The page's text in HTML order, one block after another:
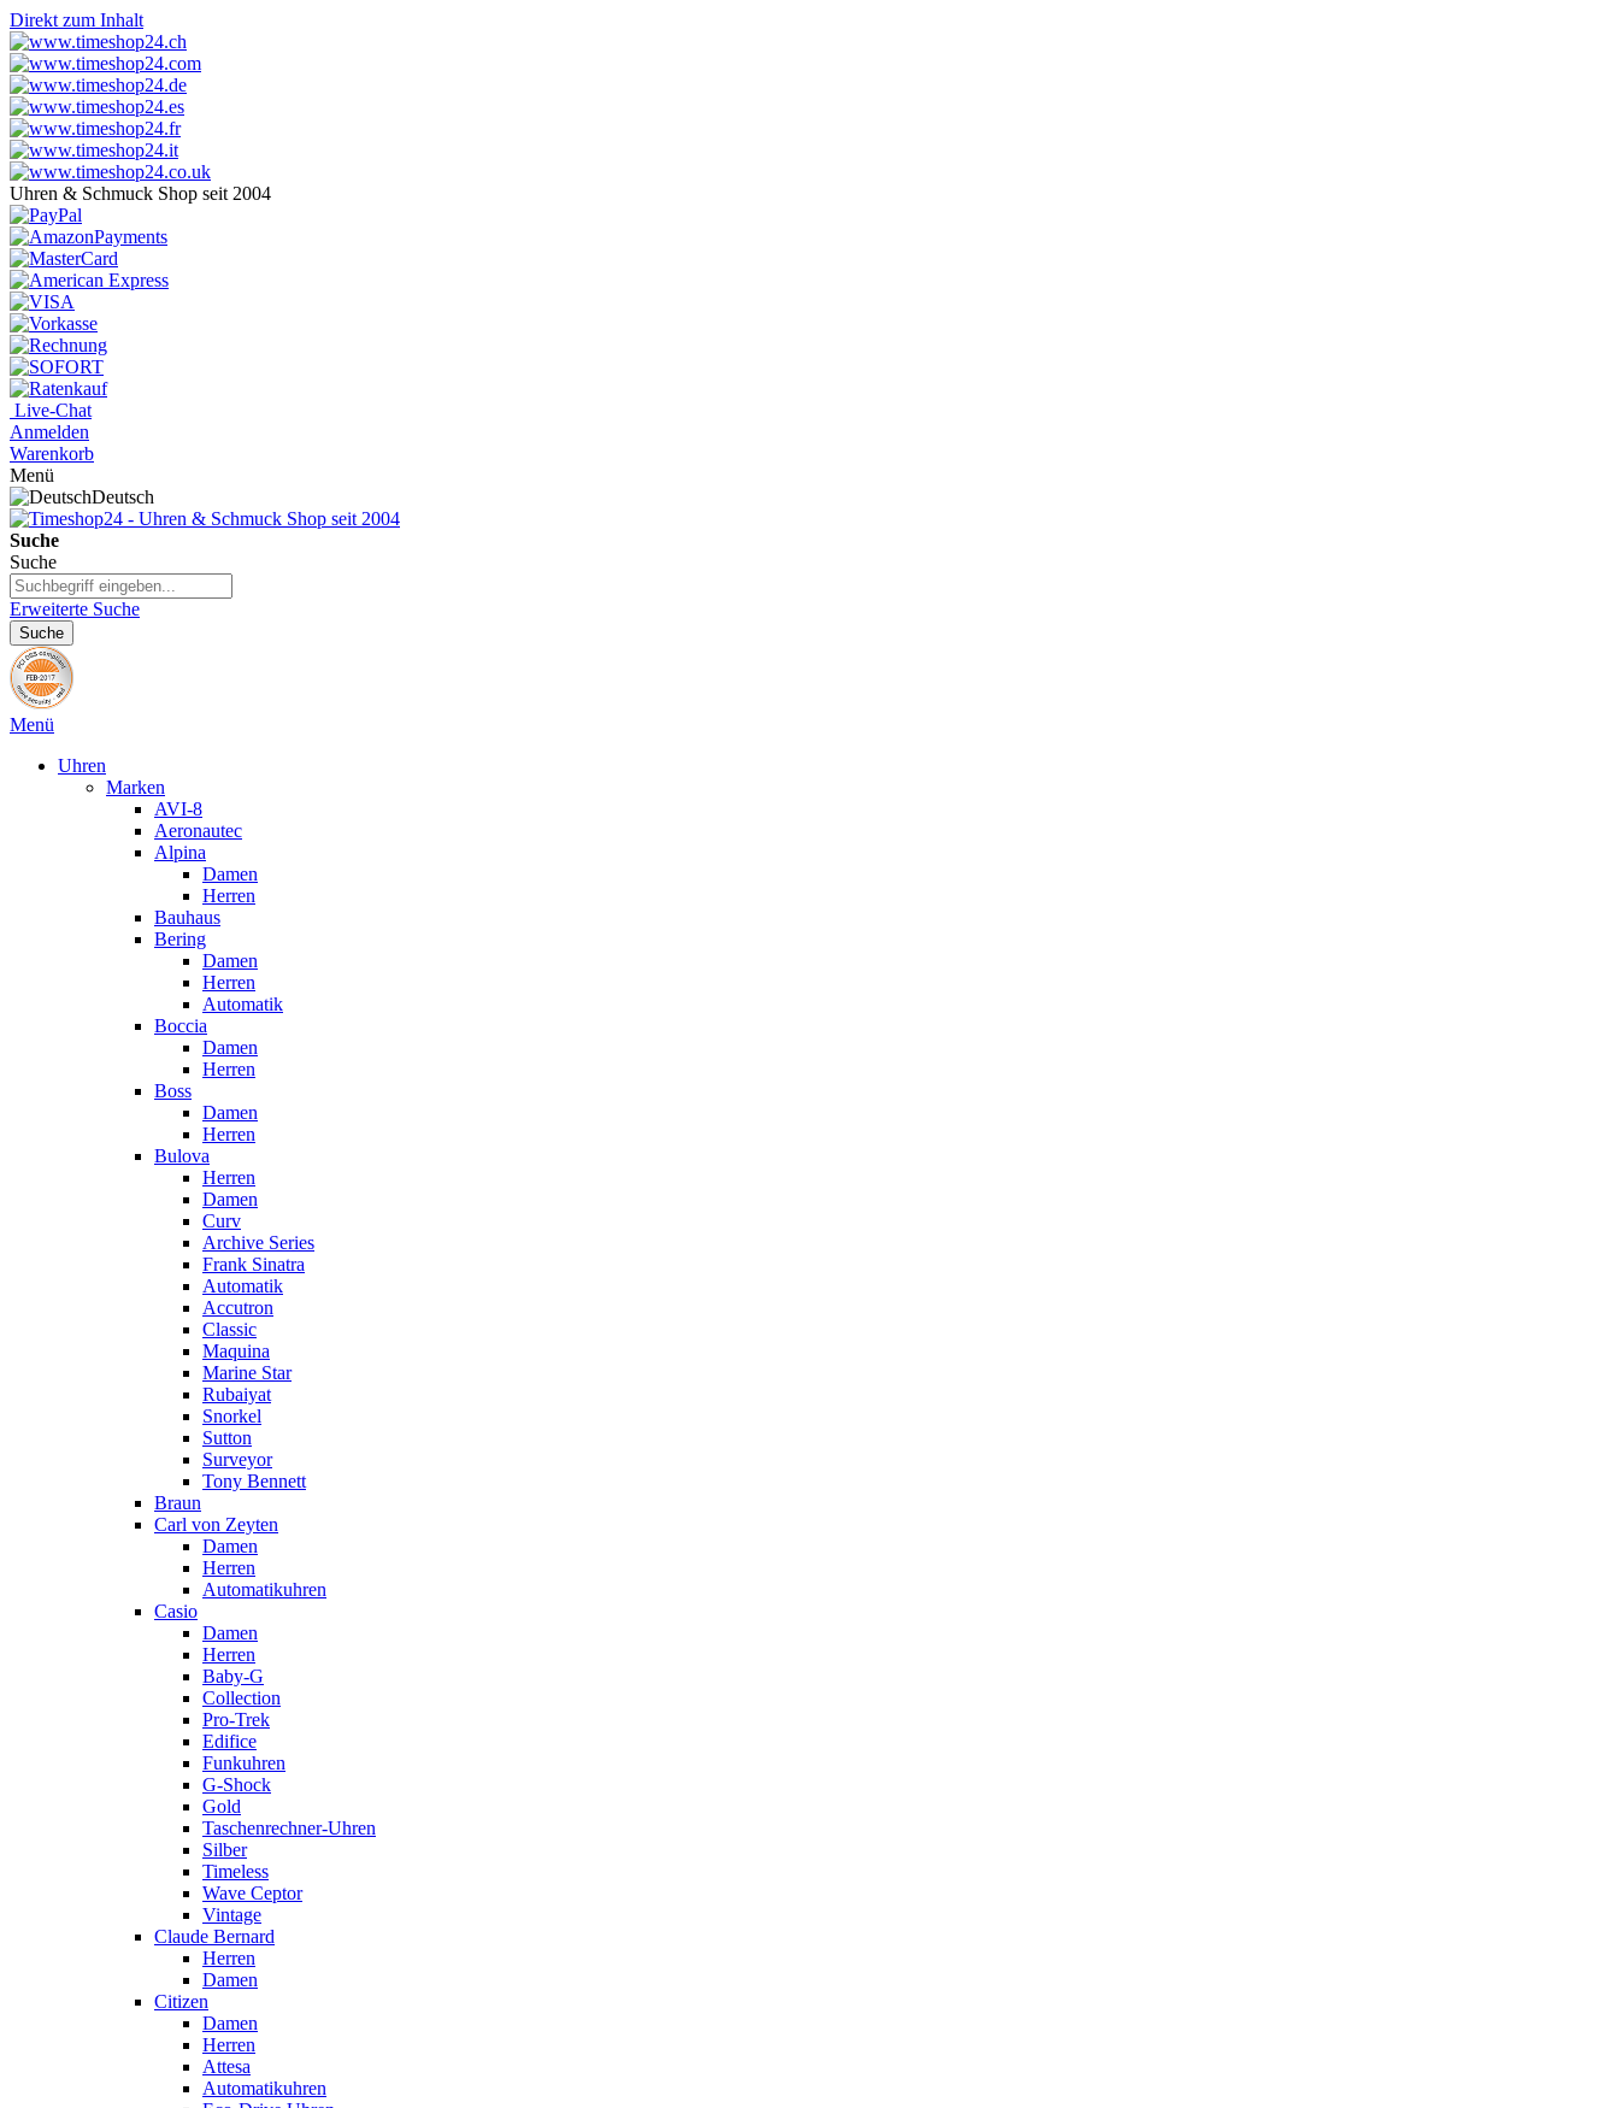
Direkt zum Inhalt
Uhren & Schmuck Shop seit 2004
Live-Chat
Anmelden
Warenkorb
Menü
Deutsch
Suche
Suche
Erweiterte Suche
Suche
Menü
Uhren
Marken
AVI-8
Aeronautec
Alpina
Damen
Herren
Bauhaus
Bering
Damen
Herren
Automatik
Boccia
Damen
Herren
Boss
Damen
Herren
Bulova
Herren
Damen
Curv
Archive Series
Frank Sinatra
Automatik
Accutron
Classic
Maquina
Marine Star
Rubaiyat
Snorkel
Sutton
Surveyor
Tony Bennett
Braun
Carl von Zeyten
Damen
Herren
Automatikuhren
Casio
Damen
Herren
Baby-G
Collection
Pro-Trek
Edifice
Funkuhren
G-Shock
Gold
Taschenrechner-Uhren
Silber
Timeless
Wave Ceptor
Vintage
Claude Bernard
Herren
Damen
Citizen
Damen
Herren
Attesa
Automatikuhren